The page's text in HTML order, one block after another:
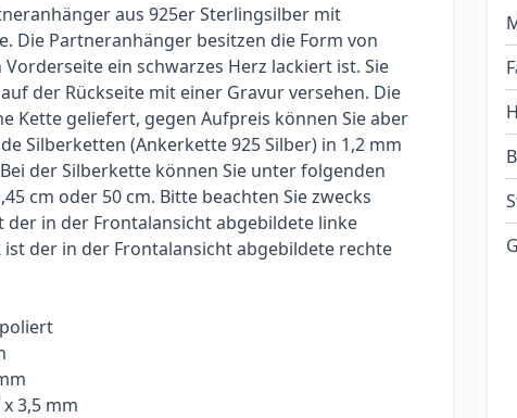
aus 925er Sterlingsilber mit
Die Partneranhänger besitzen die Form von
ein schwarzes Herz lackiert ist. Sie
der Rückseite mit einer Gravur versehen. Die
Kette geliefert, gegen Aufpreis können Sie aber
Silberketten (Ankerkette 925 Silber) in 1,2 mm
der Silberkette können Sie unter folgenden
cm oder 50 cm. Bitte beachten Sie zwecks
der in der Frontalansicht abgebildete linke
ist der in der Frontalansicht abgebildete rechte
3,5 mm